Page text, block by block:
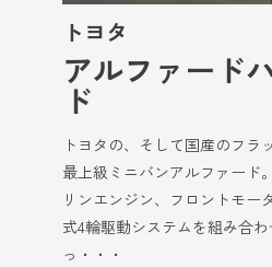
トヨタ
アルファード
ド
トヨタの、そして国産のフラ
最上級ミニバンアルファード
リンエンジン、フロントモー
式4輪駆動システムを組み合
っ・・・